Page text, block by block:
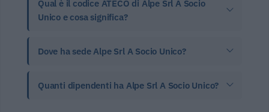
Qual è il codice ATECO di Alpe Srl A Socio
Unico e cosa significa?
Dove ha sede Alpe Srl A Socio Unico?
Quanti dipendenti ha Alpe Srl A Socio Unico?